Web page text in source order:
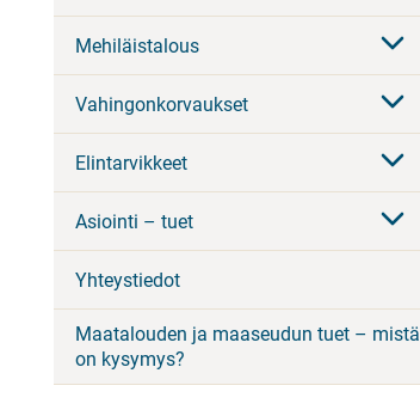
Mehiläistalous
Vahingonkorvaukset
Elintarvikkeet
Asiointi – tuet
Yhteystiedot
Maatalouden ja maaseudun tuet – mistä
on kysymys?